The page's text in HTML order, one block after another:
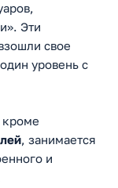
Эти
свое
уровень с
кроме
, занимается
и